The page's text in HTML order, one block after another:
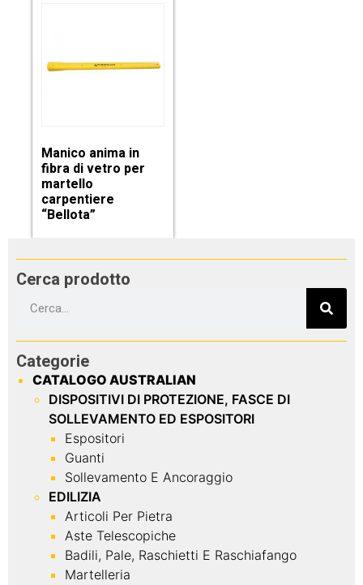
Manico anima in
fibra di vetro per
martello
carpentiere
“Bellota”
Cerca prodotto
Categorie
CATALOGO AUSTRALIAN
DISPOSITIVI DI PROTEZIONE, FASCE DI
SOLLEVAMENTO ED ESPOSITORI
Espositori
Guanti
Sollevamento E Ancoraggio
EDILIZIA
Articoli Per Pietra
Aste Telescopiche
Badili, Pale, Raschietti E Raschiafango
Martelleria